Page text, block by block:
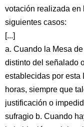
votación realizada en
siguientes casos:
[...]
a. Cuando la Mesa
distinto del señalado
establecidas por esta
horas, siempre que
justificación o
sufragio b. Cuando